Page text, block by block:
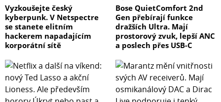
Vyzkoušejte český
kyberpunk. V Netspectre
se stanete elitním
hackerem napadajícím
korporátní sítě
Bose QuietComfort 2nd
Gen přebírají funkce
dražších Ultra. Mají
prostorový zvuk, lepší ANC
a poslech přes USB-C